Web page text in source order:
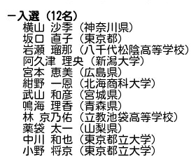
－入選（12名）
横山 沙季（神奈川県）
坂口 直子（東京都）
岩瀬 瑠那（八千代松陰高等学校）
阿久津 理央（新潟大学）
宮本 恵美（広島県）
紺野 一恩（北海商科大学）
武山 和彦（宮城県）
鳴海 理香（青森県）
林 京乃佑（立教池袋高等学校）
薬袋 太一（山梨県）
中川 和也（東京都立大学）
小野 将京（東京都立大学）